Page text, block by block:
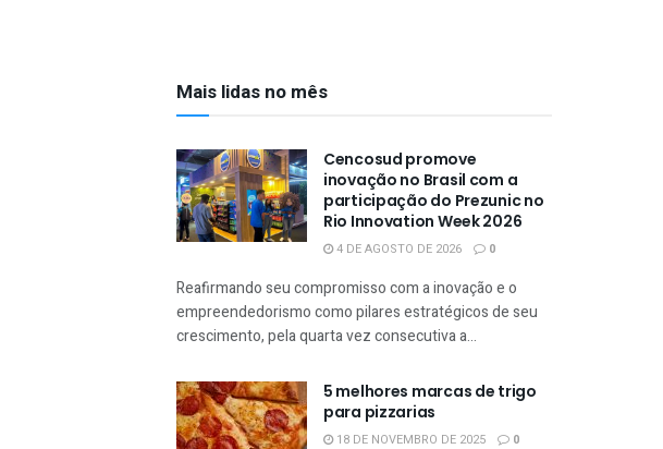
Mais lidas no mês
Cencosud promove
inovação no Brasil com a
participação do Prezunic no
Rio Innovation Week 2026
4 DE AGOSTO DE 2026 0
Reafirmando seu compromisso com a inovação e o
empreendedorismo como pilares estratégicos de seu
crescimento, pela quarta vez consecutiva a...
5 melhores marcas de trigo
para pizzarias
18 DE NOVEMBRO DE 2025 0